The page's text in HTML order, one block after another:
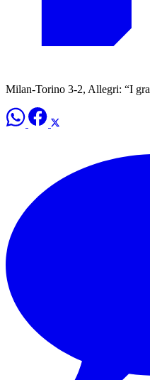
Milan-Torino 3-2, Allegri: “I